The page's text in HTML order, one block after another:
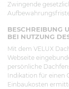
Zwingende
BESCHREIBUNG
BEI NUTZUNG
Mit dem VELUX
Webseite
persönliche
Indikation für einen
Einbaukosten